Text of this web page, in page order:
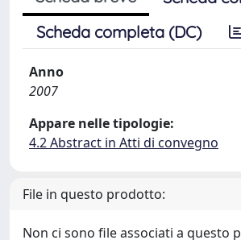
Scheda completa (DC)
Anno
2007
Appare nelle tipologie:
4.2 Abstract in Atti di convegno
File in questo prodotto:
Non ci sono file associati a questo